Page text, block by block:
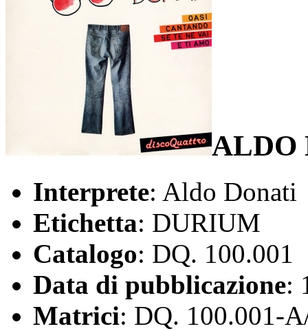
ALDO
Interprete: Aldo Donati
Etichetta: DURIUM
Catalogo: DQ. 100.001
Data di pubblicazione:
Matrici: DQ. 100.001-